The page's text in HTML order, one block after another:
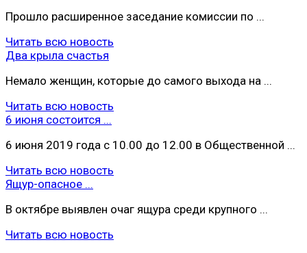
Прошло расширенное заседание комиссии по ...
Читать всю новость
Два крыла счастья
Немало женщин, которые до самого выхода на ...
Читать всю новость
6 июня состоится ...
6 июня 2019 года с 10.00 до 12.00 в Общественной ...
Читать всю новость
Ящур-опасное ...
В октябре выявлен очаг ящура среди крупного ...
Читать всю новость